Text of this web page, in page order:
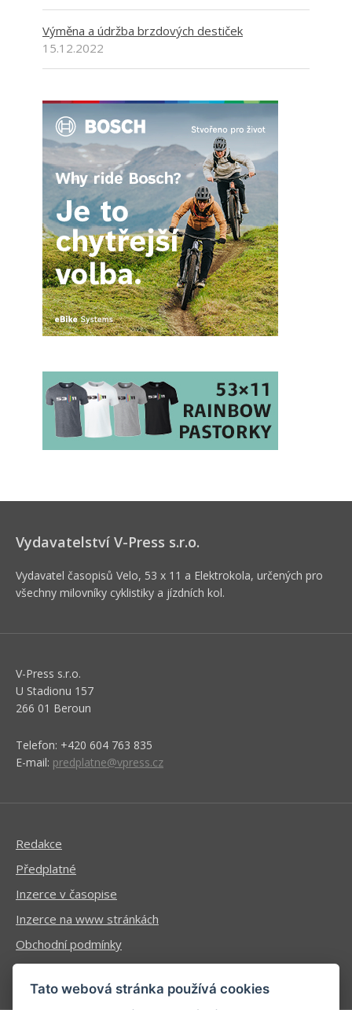
Výměna a údržba brzdových destiček
15.12.2022
Vydavatelství V-Press s.r.o.
Vydavatel časopisů Velo, 53 x 11 a Elektrokola, určených pro
všechny milovníky cyklistiky a jízdních kol.
V-Press s.r.o.
U Stadionu 157
266 01 Beroun
Telefon: +420 604 763 835
E-mail: predplatne@vpress.cz
Redakce
Předplatné
Inzerce v časopise
Inzerce na www stránkách
Obchodní podmínky
Ochrana osobních údajů
Tato webová stránka používá cookies